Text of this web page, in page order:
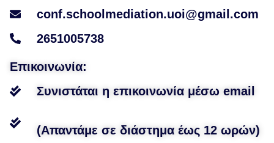
conf.schoolmediation.uoi@gmail.com
2651005738
Επικοινωνία:
Συνιστάται η επικοινωνία μέσω email
(Απαντάμε σε διάστημα έως 12 ωρών)